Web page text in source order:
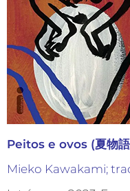
Peitos e ovos (夏物
Mieko Kawakami;